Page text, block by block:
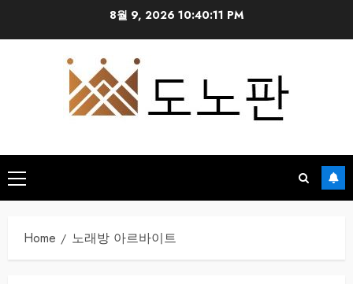
8월 9, 2026 10:40:12 PM
Primary
Menu
Home 노래방 아르바이트